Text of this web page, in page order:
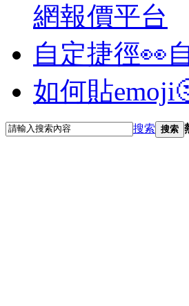
網報價平台
自定捷徑👀
如何貼
搜索 搜索